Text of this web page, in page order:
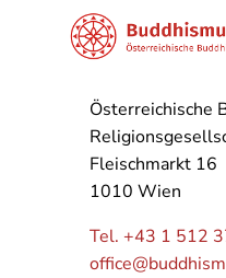
Österreichische
Fleischmarkt 16
1010 Wien
Tel. +43 1 512